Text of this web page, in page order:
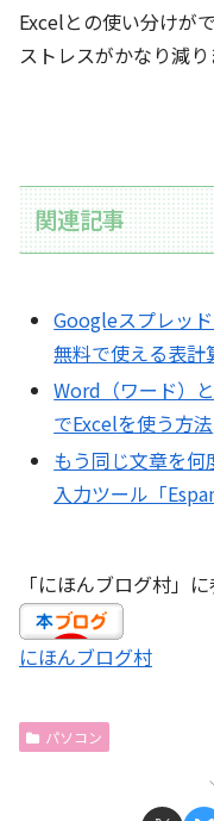
Excelとの使い分けが
ストレスがかなり減り
関連記事
Googleスプレッ
無料で使える表計
Word（ワード）
でExcelを使う方法
もう同じ文章を
入力ツール「
「にほんブログ村」
にほんブログ村
パソコン